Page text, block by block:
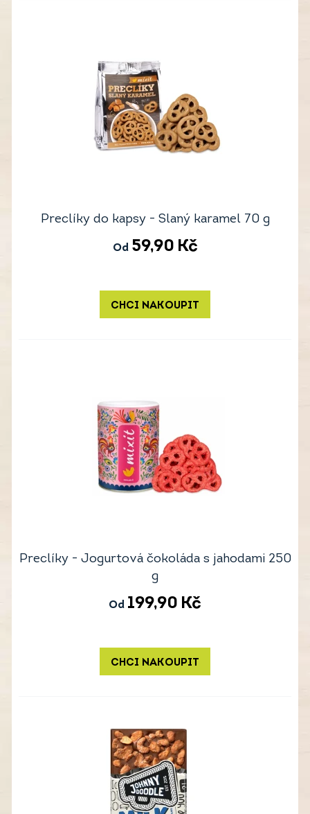
Preclíky do kapsy - Slaný karamel 70 g
Od 59,90 Kč
CHCI NAKOUPIT
Preclíky - Jogurtová čokoláda s jahodami 250
g
Od 199,90 Kč
CHCI NAKOUPIT